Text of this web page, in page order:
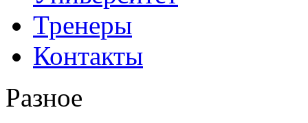
Тренеры
Контакты
Разное